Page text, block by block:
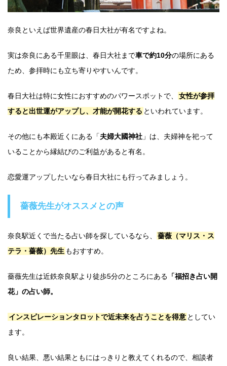
奈良といえば世界遺産の春日大社が有名ですよね。
実は奈良にある千里眼は、春日大社まで車で約10分の場所にある
ため、参拝時にも立ち寄りやすいんです。
春日大社は特に女性におすすめのパワースポットで、
女性が参拝
すると出世運がアップし、才能が開花する といわれています。
その他にも本殿近くにある「夫婦大國神社 」は、夫婦神を祀って
いることから縁結びのご利益があると有名。
恋愛運アップしたいなら春日大社にも行ってみましょう。
薔薇先生がオススメとの声
奈良駅近くで当たる占い師を探しているなら、
薔薇（マリス・ス
テラ・薔薇）先生 もおすすめ。
薔薇先生は近鉄奈良駅より徒歩5分のところにある 「福招き占い開
花」の占い師。
インスピレーションタロットで近未来を占うことを得意 としてい
ます。
良い結果、悪い結果ともにはっきりと教えてくれるので、相談者